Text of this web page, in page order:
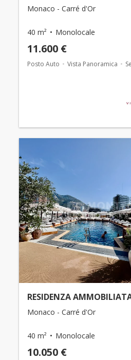
Monaco - Carré d'Or
40 m² Monolocale
11.600 €
Posto Auto Vista Panoramica
RESIDENZA
Monaco - Carré d'Or
40 m² Monolocale
10.050 €